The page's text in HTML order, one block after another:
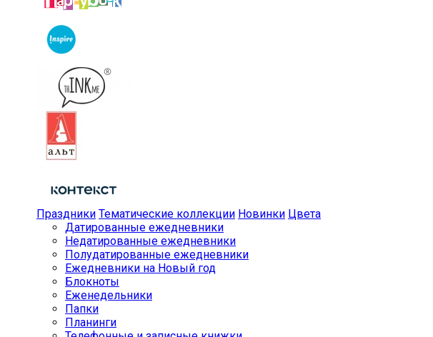
Праздники Тематические коллекции Новинки Цвета
Датированные ежедневники
Недатированные ежедневники
Полудатированные ежедневники
Ежедневники на Новый год
Блокноты
Еженедельники
Папки
Планинги